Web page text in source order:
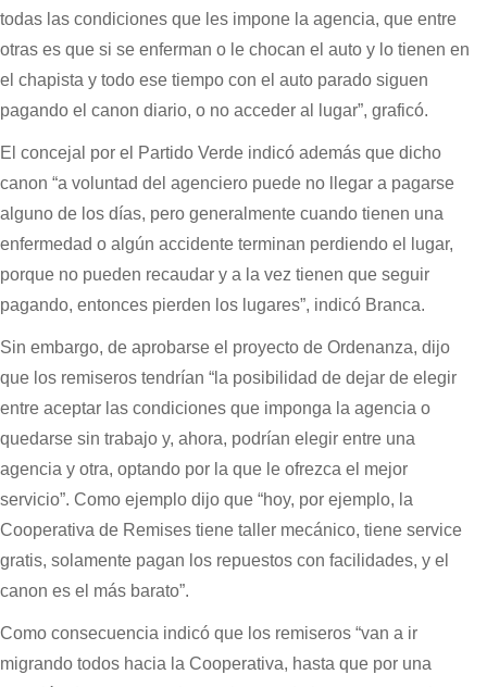
todas las condiciones que les impone la agencia, que entre
otras es que si se enferman o le chocan el auto y lo tienen en
el chapista y todo ese tiempo con el auto parado siguen
pagando el canon diario, o no acceder al lugar”, graficó.
El concejal por el Partido Verde indicó además que dicho
canon “a voluntad del agenciero puede no llegar a pagarse
alguno de los días, pero generalmente cuando tienen una
enfermedad o algún accidente terminan perdiendo el lugar,
porque no pueden recaudar y a la vez tienen que seguir
pagando, entonces pierden los lugares”, indicó Branca.
Sin embargo, de aprobarse el proyecto de Ordenanza, dijo
que los remiseros tendrían “la posibilidad de dejar de elegir
entre aceptar las condiciones que imponga la agencia o
quedarse sin trabajo y, ahora, podrían elegir entre una
agencia y otra, optando por la que le ofrezca el mejor
servicio”. Como ejemplo dijo que “hoy, por ejemplo, la
Cooperativa de Remises tiene taller mecánico, tiene service
gratis, solamente pagan los repuestos con facilidades, y el
canon es el más barato”.
Como consecuencia indicó que los remiseros “van a ir
migrando todos hacia la Cooperativa, hasta que por una